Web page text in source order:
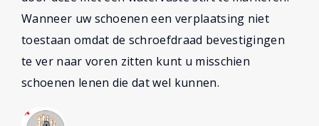
Wanneer uw schoenen een verplaatsing niet
toestaan omdat de schroefdraad bevestigingen
te ver naar voren zitten kunt u misschien
schoenen lenen die dat wel kunnen.